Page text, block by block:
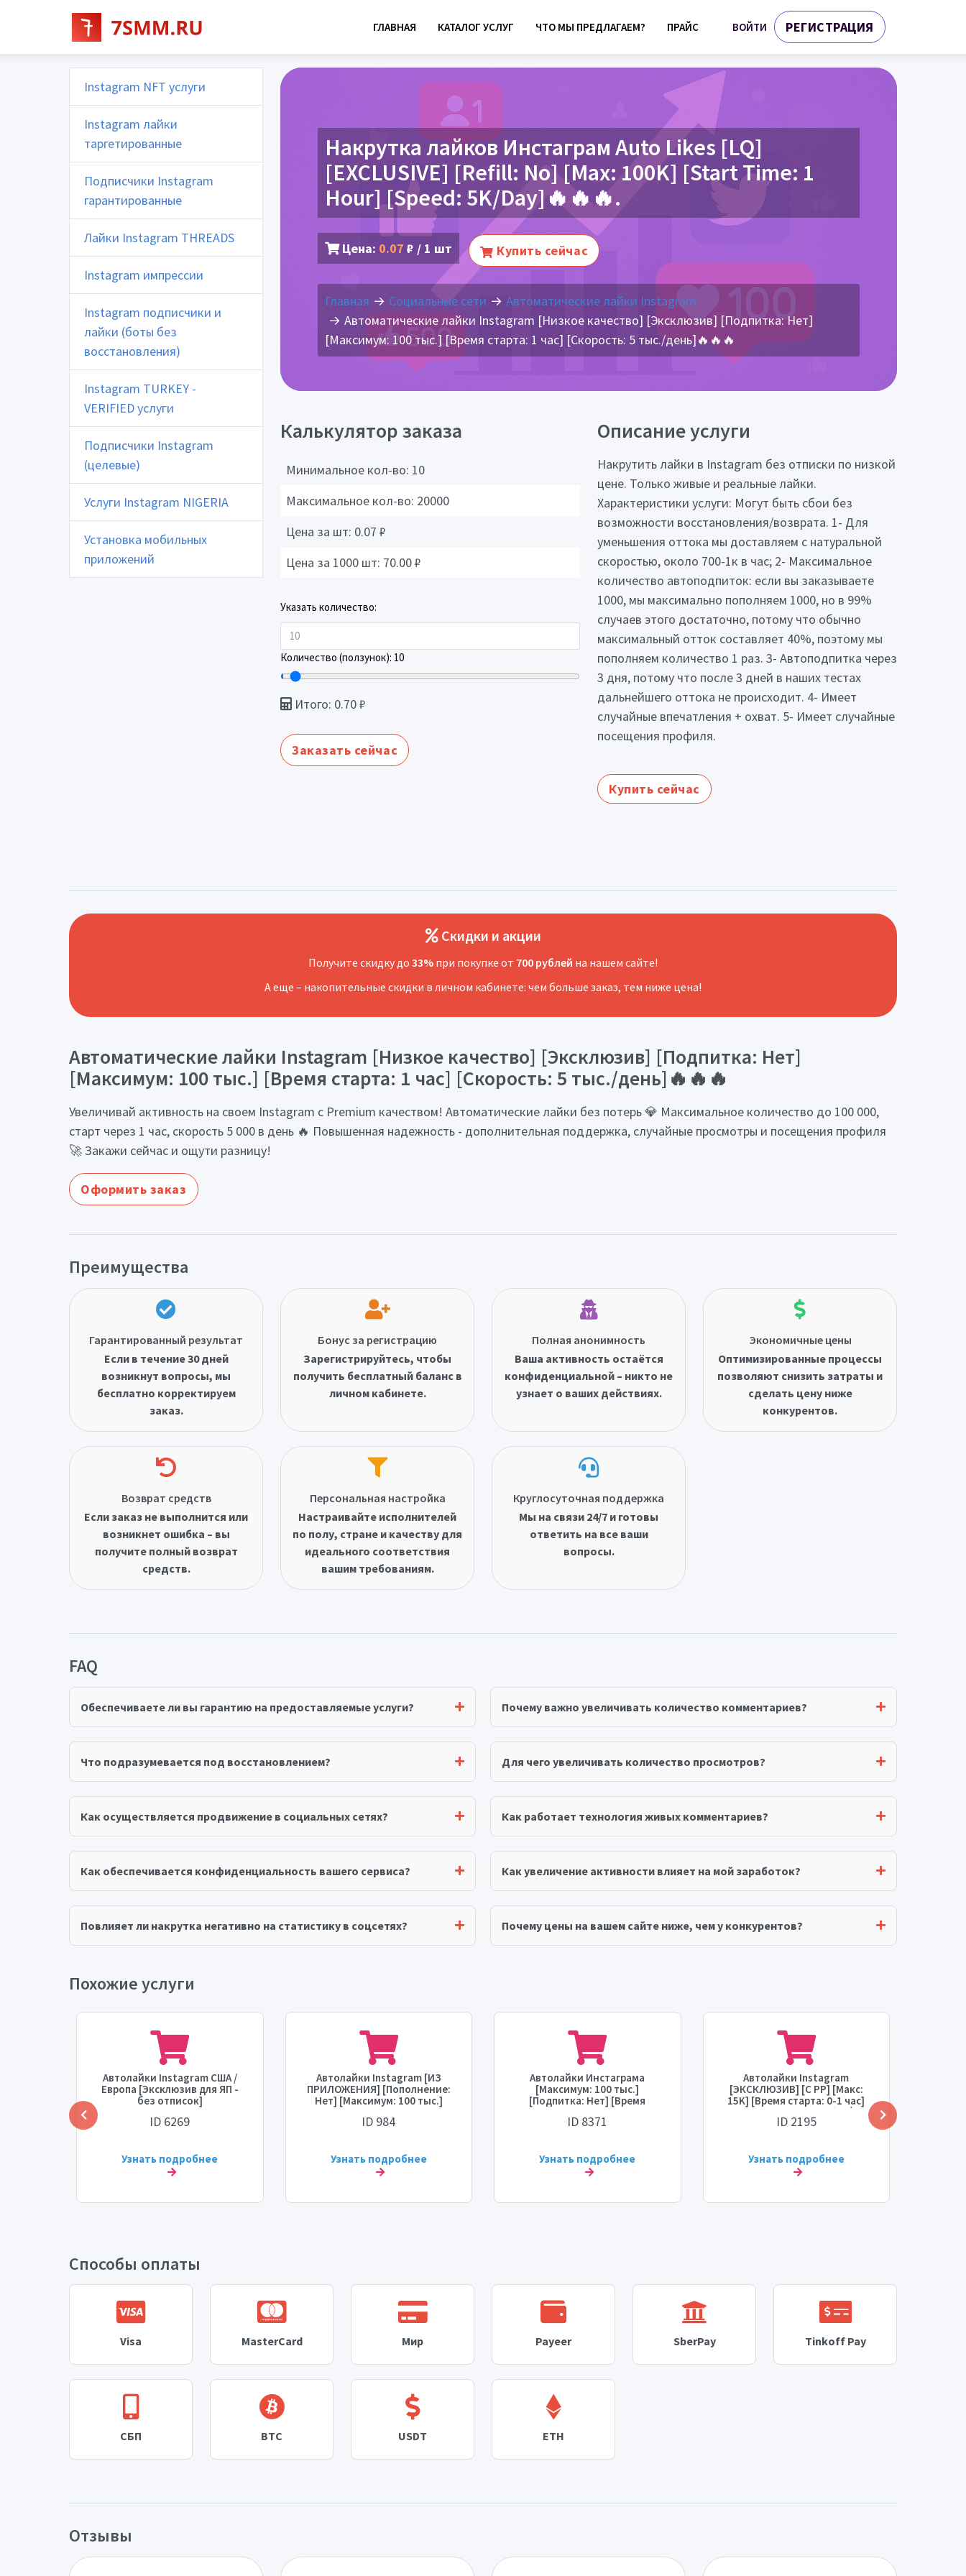
ГЛАВНАЯ КАТАЛОГ УСЛУГ ЧТО МЫ ПРЕДЛАГАЕМ? ПРАЙС ВОЙТИ РЕГИСТРАЦИЯ
Instagram NFT услуги
Instagram лайки
таргетированные
Подписчики Instagram
гарантированные
Лайки Instagram THREADS
Instagram импрессии
Instagram подписчики и
лайки (боты без
восстановления)
Instagram TURKEY -
VERIFIED услуги
Подписчики Instagram
(целевые)
Услуги Instagram NIGERIA
Установка мобильных
приложений
Накрутка лайков Инстаграм Auto Likes [LQ]
[EXCLUSIVE] [Refill: No] [Max: 100K] [Start Time: 1
Hour] [Speed: 5K/Day]🔥🔥🔥.
Цена: 0.07 ₽ / 1 шт Купить сейчас
Главная Социальные сети
Автоматические лайки Instagram
Автоматические лайки Instagram [Низкое качество] [Эксклюзив] [Подпитка: Нет]
[Максимум: 100 тыс.] [Время старта: 1 час] [Скорость: 5 тыс./день]🔥🔥🔥
Калькулятор заказа
Минимальное кол-во: 10
Максимальное кол-во: 20000
Цена за шт: 0.07 ₽
Цена за 1000 шт: 70.00₽
Указать количество:
Количество (ползунок): 10
Итого: 0.70₽
Заказать сейчас
Описание услуги
Накрутить лайки в Instagram без отписки по низкой
цене. Только живые и реальные лайки.
Характеристики услуги: Могут быть сбои без
возможности восстановления/возврата. 1- Для
уменьшения оттока мы доставляем с натуральной
скоростью, около 700-1к в час; 2- Максимальное
количество автоподпиток: если вы заказываете
1000, мы максимально пополняем 1000, но в 99%
случаев этого достаточно, потому что обычно
максимальный отток составляет 40%, поэтому мы
пополняем количество 1 раз. 3- Автоподпитка через
3 дня, потому что после 3 дней в наших тестах
дальнейшего оттока не происходит. 4- Имеет
случайные впечатления + охват. 5- Имеет случайные
посещения профиля.
Купить сейчас
Скидки и акции
Получите скидку до 33% при покупке от 700 рублей на нашем сайте!
А еще – накопительные скидки в личном кабинете: чем больше заказ, тем ниже цена!
Автоматические лайки Instagram [Низкое качество] [Эксклюзив] [Подпитка: Нет]
[Максимум: 100 тыс.] [Время старта: 1 час] [Скорость: 5 тыс./день]🔥🔥🔥
Увеличивай активность на своем Instagram с Premium качеством! Автоматические лайки без потерь 💎 Максимальное количество до 100 000,
старт через 1 час, скорость 5 000 в день 🔥 Повышенная надежность - дополнительная поддержка, случайные просмотры и посещения профиля
🚀 Закажи сейчас и ощути разницу!
Оформить заказ
Преимущества
Гарантированный результат
Если в течение 30 дней
возникнут вопросы, мы
бесплатно корректируем
заказ.
Бонус за регистрацию
Зарегистрируйтесь, чтобы
получить бесплатный баланс в
личном кабинете.
Полная анонимность
Ваша активность остаётся
конфиденциальной – никто не
узнает о ваших действиях.
Экономичные цены
Оптимизированные процессы
позволяют снизить затраты и
сделать цену ниже
конкурентов.
Возврат средств
Если заказ не выполнится или
возникнет ошибка – вы
получите полный возврат
средств.
Персональная настройка
Настраивайте исполнителей
по полу, стране и качеству для
идеального соответствия
вашим требованиям.
Круглосуточная поддержка
Мы на связи 24/7 и готовы
ответить на все ваши
вопросы.
FAQ
Обеспечиваете ли вы гарантию на предоставляемые услуги? Почему важно увеличивать количество комментариев?
Что подразумевается под восстановлением? Для чего увеличивать количество просмотров?
Как осуществляется продвижение в социальных сетях? Как работает технология живых комментариев?
Как обеспечивается конфиденциальность вашего сервиса? Как увеличение активности влияет на мой заработок?
Повлияет ли накрутка негативно на статистику в соцсетях? Почему цены на вашем сайте ниже, чем у конкурентов?
Похожие услуги
Автолайки Instagram США /
Европа [Эксклюзив для ЯП -
без отписок]
ID 6269
Узнать подробнее
Автолайки Instagram [ИЗ
ПРИЛОЖЕНИЯ] [Пополнение:
Нет] [Максимум: 100 тыс.]
[Время старта: 0 - 1 час]
[Скорость: До 5 тыс./день]
ID 984
Узнать подробнее
Автолайки Инстаграма
[Максимум: 100 тыс.]
[Подпитка: Нет] [Время
старта: 0 - 1 час] [Скорость:
30 тыс./час]
ID 8371
Узнать подробнее
Автолайки Instagram
[ЭКСКЛЮЗИВ] [С PP] [Макс:
15K] [Время старта: 0-1 час]
[Скорость: 1.5K/час]⚡🔥💧⛔
ID 2195
Узнать подробнее
Способы оплаты
Visa MasterCard Мир Payeer SberPay Tinkoff Pay
СБП BTC USDT ETH
Отзывы